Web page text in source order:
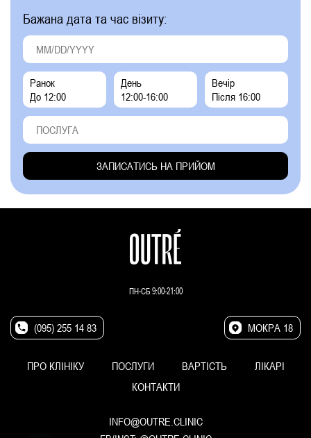
Бажана дата та час візиту:
Ранок
До 12:00
День
12:00-16:00
Вечір
Після 16:00
ПН-СБ 9:00-21:00
(095) 255 14 83 МОКРА 18
ПРО КЛІНІКУ ПОСЛУГИ ВАРТІСТЬ
ЛІКАРІ
КОНТАКТИ
INFO@OUTRE.CLINIC